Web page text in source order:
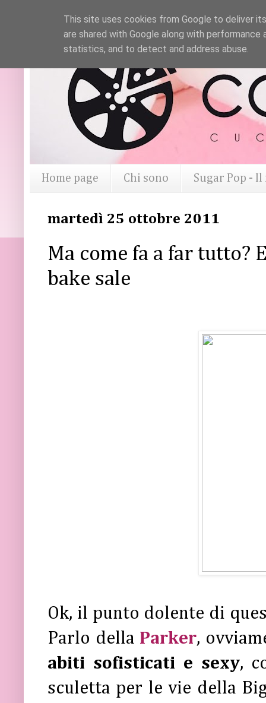
Home page Chi sono Sugar Pop -
martedì 25 ottobre 2011
Ma come fa a far tutto?
bake sale
Ok, il punto dolente di
Parlo della Parker,
abiti sofisticati e sexy,
sculetta per le vie della
This site uses cookies from Google to deliver
are shared with Google along with
statistics, and to detect and address abuse.